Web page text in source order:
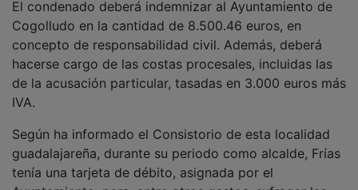
Cogolludo en la cantidad de 8.500.46 euros, en
concepto de responsabilidad civil. Además, deberá
hacerse cargo de las costas procesales, incluidas las
de la acusación particular, tasadas en 3.000 euros más
IVA.
guadalajareña, durante su periodo como alcalde, Frías
tenía una tarjeta de débito, asignada por el
Ayuntamiento, para, entre otros gastos, sufragar las